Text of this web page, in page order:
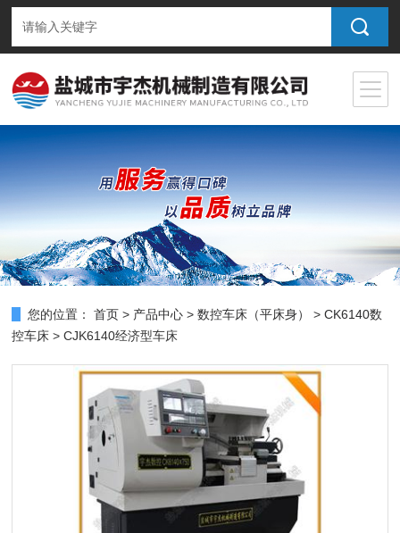
您的位置： 首页 > 产品中心 >数控车床（平床身） >CK6140数
控车床 > CJK6140经济型车床